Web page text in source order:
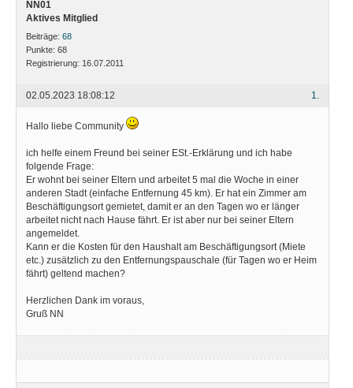
NN01
Aktives Mitglied
Beiträge: 68
Punkte: 68
Registrierung: 16.07.2011
1.
02.05.2023 18:08:12
Hallo liebe Community
ich helfe einem Freund bei seiner ESt.-Erklärung und ich habe
folgende Frage:
Er wohnt bei seiner Eltern und arbeitet 5 mal die Woche in einer
anderen Stadt (einfache Entfernung 45 km). Er hat ein Zimmer am
Beschäftigungsort gemietet, damit er an den Tagen wo er länger
arbeitet nicht nach Hause fährt. Er ist aber nur bei seiner Eltern
angemeldet.
Kann er die Kosten für den Haushalt am Beschäftigungsort (Miete
etc.) zusätzlich zu den Entfernungspauschale (für Tagen wo er Heim
fährt) geltend machen?
Herzlichen Dank im voraus,
Gruß NN